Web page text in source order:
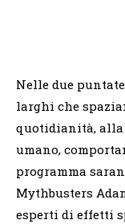
Nelle due
larghi che
quotidianità, alla
umano,
programma
Mythbusters
esperti di effetti